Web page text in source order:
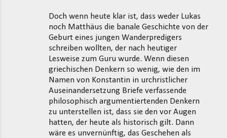
Doch wenn heute klar ist, dass weder Lukas
noch Matthäus die banale Geschichte von der
Geburt eines jungen Wanderpredigers
schreiben wollten, der nach heutiger
Lesweise zum Guru wurde. Wenn diesen
griechischen Denkern so wenig, wie den im
Namen von Konstantin in urchristlicher
Auseinandersetzung Briefe verfassende
philosophisch argumentiertenden Denkern
zu unterstellen ist, dass sie den vor Augen
hatten, der heute als historisch gilt. Dann
wäre es unvernünftig, das Geschehen als